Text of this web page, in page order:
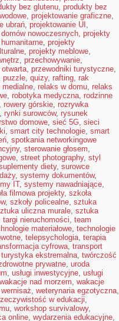
bez glutenu, produkty bez
, projektowanie graficzne,
ubrań, projektowanie UI ,
nowoczesnych, projekty
, projekty
, projekty meblowe,
, przechowywanie,
, przewodniki turystyczne,
puzzle, quizy, rafting, rak
medialne, relaks w domu, relaks
, robotyka medyczna, rodzinne
, rowery górskie, rozrywka
, rynki surowców, rysunek
domowe, sieć 5G, sieci
, smart city technologie, smart
, spotkania networkingowe
, sterowanie głosem,
, street photography, styl
diety, surowce
, systemy dokumentów,
IT, systemy nawadniające,
filmowa projekty, szkoła
, szkoły policealne, sztuka
uliczna murale, sztuka
targi nieruchomości, team
materiałowe, technologie
, telepsychologia, terapia
cyfrowa, transport
turystyka ekstremalna, twórczość
prywatne, uroda
, usługi inwestycyjne, usługi
wakacje nad morzem, wakacje
wernisaż, weterynaria egzotyczna,
w edukacji,
, workshop survivalowy,
online, wydarzenia edukacyjne,